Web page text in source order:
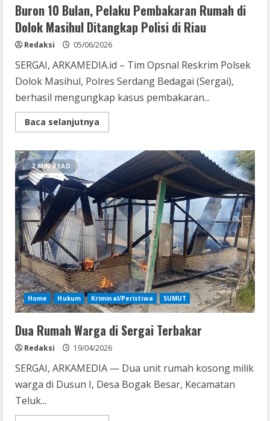
Buron 10 Bulan, Pelaku Pembakaran Rumah di
Dolok Masihul Ditangkap Polisi di Riau
Redaksi 05/06/2026
SERGAI, ARKAMEDIA.id – Tim Opsnal Reskrim Polsek
Dolok Masihul, Polres Serdang Bedagai (Sergai),
berhasil mengungkap kasus pembakaran...
Baca selanjutnya
more
Bulan,
Pelaku
Pembakaran
Rumah
di
Dolok
Masihul
Ditangkap
Polisi
di
Riau
2 MIN READ
Home Hukum Kriminal/Peristiwa SUMUT
Dua Rumah Warga di Sergai Terbakar
Redaksi 19/04/2026
SERGAI, ARKAMEDIA — Dua unit rumah kosong milik
warga di Dusun I, Desa Bogak Besar, Kecamatan
Teluk...